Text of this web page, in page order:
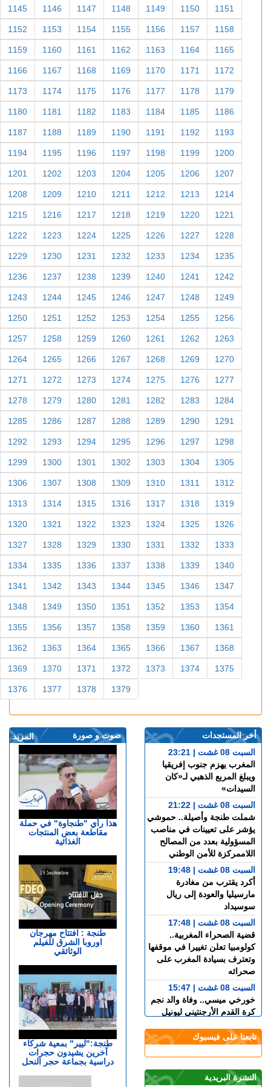
1145 1146 1147 1148 1149 1150 1151
1152 1153 1154 1155 1156 1157 1158
1159 1160 1161 1162 1163 1164 1165
1166 1167 1168 1169 1170 1171 1172
1173 1174 1175 1176 1177 1178 1179
1180 1181 1182 1183 1184 1185 1186
1187 1188 1189 1190 1191 1192 1193
1194 1195 1196 1197 1198 1199 1200
1201 1202 1203 1204 1205 1206 1207
1208 1209 1210 1211 1212 1213 1214
1215 1216 1217 1218 1219 1220 1221
1222 1223 1224 1225 1226 1227 1228
1229 1230 1231 1232 1233 1234 1235
1236 1237 1238 1239 1240 1241 1242
1243 1244 1245 1246 1247 1248 1249
1250 1251 1252 1253 1254 1255 1256
1257 1258 1259 1260 1261 1262 1263
1264 1265 1266 1267 1268 1269 1270
1271 1272 1273 1274 1275 1276 1277
1278 1279 1280 1281 1282 1283 1284
1285 1286 1287 1288 1289 1290 1291
1292 1293 1294 1295 1296 1297 1298
1299 1300 1301 1302 1303 1304 1305
1306 1307 1308 1309 1310 1311 1312
1313 1314 1315 1316 1317 1318 1319
1320 1321 1322 1323 1324 1325 1326
1327 1328 1329 1330 1331 1332 1333
1334 1335 1336 1337 1338 1339 1340
1341 1342 1343 1344 1345 1346 1347
1348 1349 1350 1351 1352 1353 1354
1355 1356 1357 1358 1359 1360 1361
1362 1363 1364 1365 1366 1367 1368
1369 1370 1371 1372 1373 1374 1375
1376 1377 1378 1379
المزيد صوت و صورة
هذا رأي "طنجاوة" في حملة
مقاطعة بعض المنتجات
الغذائية
طنجة : افتتاح مهرجان
اوروبا الشرق للفيلم
الوثائقي
طنجة:"ليير" بمعية شركاء
آخرين يشيدون حجرات
دراسية بجماعة حجر النحل
أخر المستجدات
السبت 08 غشت | 23:21
المغرب يهزم جنوب إفريقيا
ويبلغ المربع الذهبي لـ«كان
السيدات»
السبت 08 غشت | 21:22
شملت طنجة وأصيلة.. حموشي
يؤشر على تعيينات في مناصب
المسؤولية بعدد من المصالح
اللاممركزة للأمن الوطني
السبت 08 غشت | 19:48
أكرد يقترب من مغادرة
مارسيليا والعودة إلى ريال
سوسيداد
السبت 08 غشت | 17:48
قضية الصحراء المغربية..
كولومبيا تعلن تغييرا في موقفها
وتعترف بسيادة المغرب على
صحرائه
السبت 08 غشت | 15:47
خورخي ميسي.. وفاة والد نجم
كرة القدم الأرجنتيني ليونيل
السبت 08 غشت | 14:49
للهجرة السرية
تابعنا على فيسبوك
النشرة البريدية